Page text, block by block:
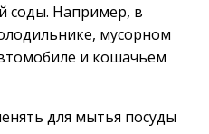
соды. Например, в
мусорном
и кошачьем
для мытья посуды